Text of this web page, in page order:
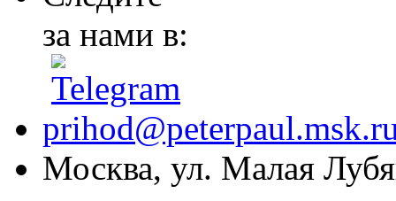
за нами в:
Москва, ул. Малая